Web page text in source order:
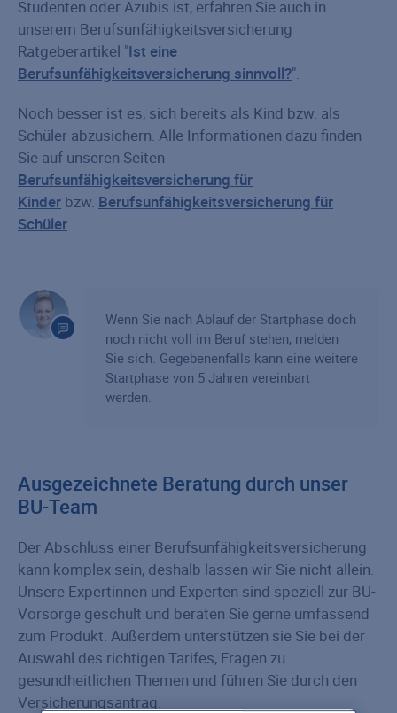
Studenten oder Azubis ist, erfahren Sie auch in
unserem Berufsunfähigkeitsversicherung
Ratgeberartikel "Ist eine
Berufsunfähigkeitsversicherung sinnvoll?".
Noch besser ist es, sich bereits als Kind bzw. als
Schüler abzusichern. Alle Informationen dazu finden
Sie auf unseren Seiten
Berufsunfähigkeitsversicherung für
Kinder bzw. Berufsunfähigkeitsversicherung für
Schüler
Wenn Sie nach Ablauf der Startphase doch
noch nicht voll im Beruf stehen, melden
Sie sich. Gegebenenfalls kann eine weitere
Startphase von 5 Jahren vereinbart
werden.
Ausgezeichnete Beratung durch unser
BU-Team
Der Abschluss einer Berufsunfähigkeitsversicherung
kann komplex sein, deshalb lassen wir Sie nicht allein.
Unsere Expertinnen und Experten sind speziell zur BU-
Vorsorge geschult und beraten Sie gerne umfassend
zum Produkt. Außerdem unterstützen sie Sie bei der
Auswahl des richtigen Tarifes, Fragen zu
gesundheitlichen Themen und führen Sie durch den
Versicherungsantrag.